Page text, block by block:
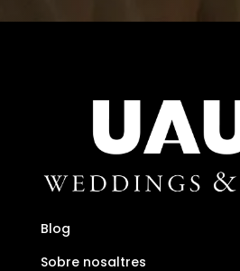
Blog
Sobre nosaltres